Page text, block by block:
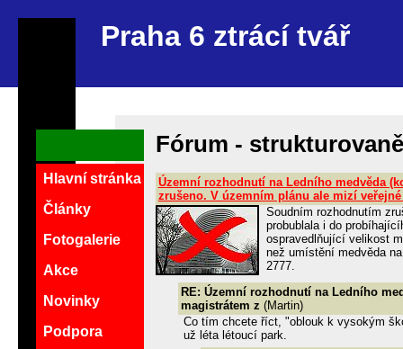
Praha 6 ztrácí tvář
Fórum - strukturovaně
Územní rozhodnutí na Ledního medvěda
zrušeno. V územním plánu ale mizí
Soudním rozhodnutím
probublala i do
ospravedlňující velikost
než umístění medvěda
2777.
RE: Územní rozhodnutí na Ledního
magistrátem z (Martin)
Co tím chcete říct, "oblouk k vysokým
už léta létoucí park.
Hlavní stránka
Články
Fotogalerie
Akce
Novinky
Podpora